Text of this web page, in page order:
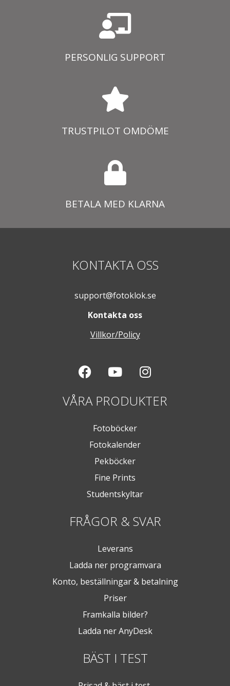
PERSONLIG SUPPORT
TRUSTPILOT OMDÖME
BETALA MED KLARNA
KONTAKTA OSS
support@fotoklok.se
Kontakta oss
Villkor/Policy
VÅRA PRODUKTER
Fotoböcker
Fotokalender
Pekböcker
Fine Prints
Studentskyltar
FRÅGOR & SVAR
Leverans
Ladda ner programvara
Konto, beställningar & betalning
Priser
Framkalla bilder?
Ladda ner AnyDesk
BÄST I TEST